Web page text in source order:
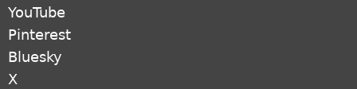
YouTube
Pinterest
Bluesky
X